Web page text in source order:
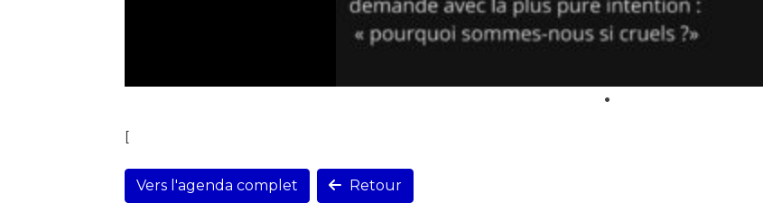
[
Vers l'agenda complet Retour